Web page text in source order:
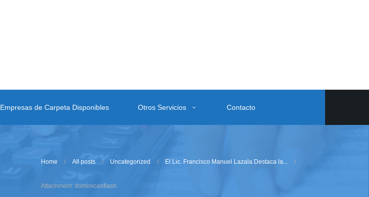
Empresas de Carpeta Disponibles Otros Servicios Contacto
Home All posts Uncategorized El Lic. Francisco Manuel Lazala Destaca la...
Attachment: dominicanflash